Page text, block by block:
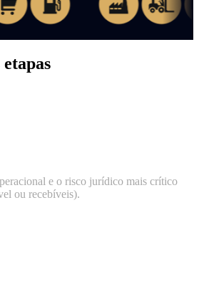
e o risco jurídico mais crítico
ou recebíveis).